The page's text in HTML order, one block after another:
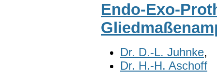
Endo-Exo-
Dr. D.-L. Juhnke,
Dr. H.-H. Aschoff